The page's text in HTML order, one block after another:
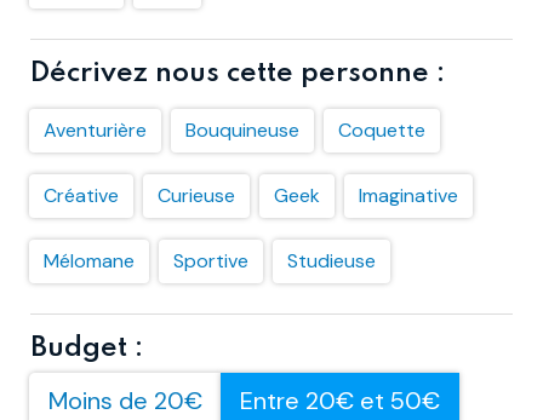
Décrivez nous cette personne :
Aventurière Bouquineuse Coquette
Créative Curieuse Geek Imaginative
Mélomane Sportive Studieuse
Budget :
Moins de 20€
Entre 20€ et 50€